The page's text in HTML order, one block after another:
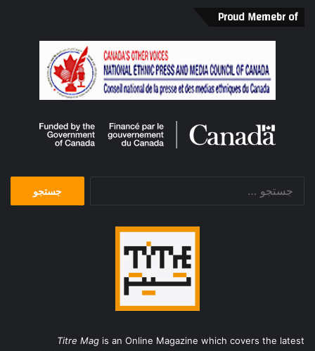
Proud Memebr of
Titre Mag is an Online Magazine which covers the latest